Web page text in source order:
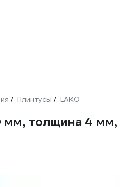
/ Плинтусы / LAKO
толщина 4 мм,